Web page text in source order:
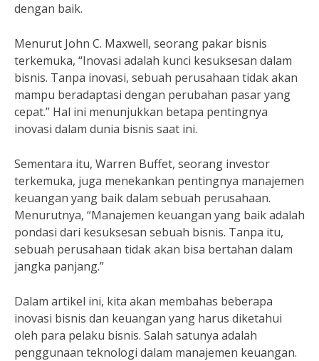
dengan baik.
Menurut John C. Maxwell, seorang pakar bisnis
terkemuka, “Inovasi adalah kunci kesuksesan dalam
bisnis. Tanpa inovasi, sebuah perusahaan tidak akan
mampu beradaptasi dengan perubahan pasar yang
cepat.” Hal ini menunjukkan betapa pentingnya
inovasi dalam dunia bisnis saat ini.
Sementara itu, Warren Buffet, seorang investor
terkemuka, juga menekankan pentingnya manajemen
keuangan yang baik dalam sebuah perusahaan.
Menurutnya, “Manajemen keuangan yang baik adalah
pondasi dari kesuksesan sebuah bisnis. Tanpa itu,
sebuah perusahaan tidak akan bisa bertahan dalam
jangka panjang.”
Dalam artikel ini, kita akan membahas beberapa
inovasi bisnis dan keuangan yang harus diketahui
oleh para pelaku bisnis. Salah satunya adalah
penggunaan teknologi dalam manajemen keuangan.